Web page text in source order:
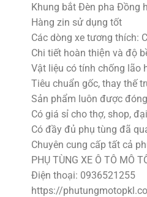
Khung bắt Đèn pha Đồng
Hàng zin sử dụng tốt
Các dòng xe tương thích:
Chi tiết hoàn thiện và độ
Vật liệu có tính chống lão
Tiêu chuẩn gốc, thay thế
Sản phẩm luôn được
Có giá sỉ cho thợ, shop,
Có đầy đủ phụ tùng đã
Chuyên cung cấp tất cả
PHỤ TÙNG XE Ô TÔ MÔ
Điện thoại: 0936521255
https://